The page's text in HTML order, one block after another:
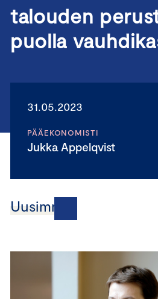
talouden
puolla
31.05.2023
PÄÄEKONOMISTI
Jukka Appelqvist
Uusimmat